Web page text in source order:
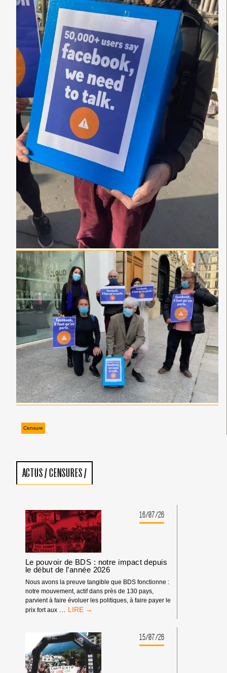
Censure
ACTUS/CENSURES/
16/07/26
Le pouvoir de BDS : notre impact depuis
le début de l’année 2026
Nous avons la preuve tangible que BDS fonctionne :
notre mouvement, actif dans près de 130 pays,
parvient à faire évoluer les politiques, à faire payer le
prix fort aux
LE
BDS
:
NOTRE
IMPACT
15/07/26